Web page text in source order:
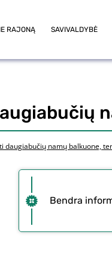
RAJONĄ SAVIVALDYBĖ
daugiabučių namų balkuone,
Bendra